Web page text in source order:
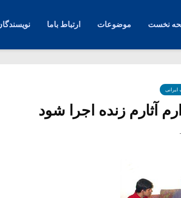
نخست موضوعات ارتباط باما
آثارم زنده اجرا شود